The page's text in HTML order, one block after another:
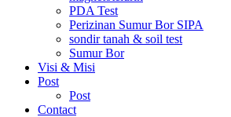
PDA Test
Perizinan Sumur Bor SIPA
sondir tanah & soil test
Sumur Bor
Visi & Misi
Post
Post
Contact